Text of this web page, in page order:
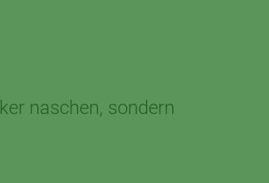
naschen, sondern